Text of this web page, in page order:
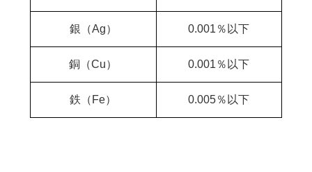
銀（Ag） 0.001％以下
銅（Cu） 0.001％以下
鉄（Fe） 0.005％以下